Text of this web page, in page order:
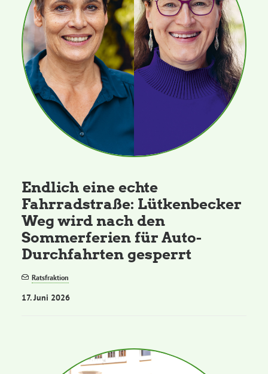
Endlich eine echte
Fahrradstraße: Lütkenbecker
Weg wird nach den
Sommerferien für Auto-
Durchfahrten gesperrt
Ratsfraktion
17. Juni 2026